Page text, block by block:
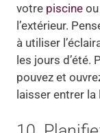
votre piscine
l’extérieur.
à utiliser
les jours d’été.
pouvez et
laisser entrer la